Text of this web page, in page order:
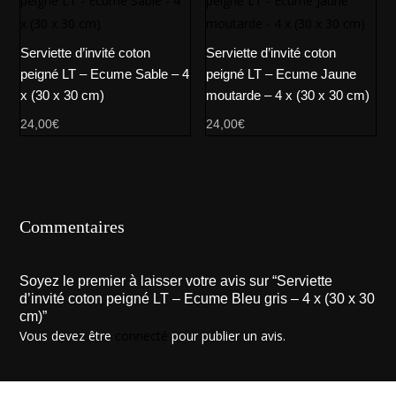
Serviette d’invité coton
peigné LT – Ecume Sable – 4
x (30 x 30 cm)
24,00€
Serviette d’invité coton
peigné LT – Ecume Jaune
moutarde – 4 x (30 x 30 cm)
24,00€
Commentaires
Soyez le premier à laisser votre avis sur “Serviette
d’invité coton peigné LT – Ecume Bleu gris – 4 x (30 x 30
cm)”
Vous devez être pour publier un avis.